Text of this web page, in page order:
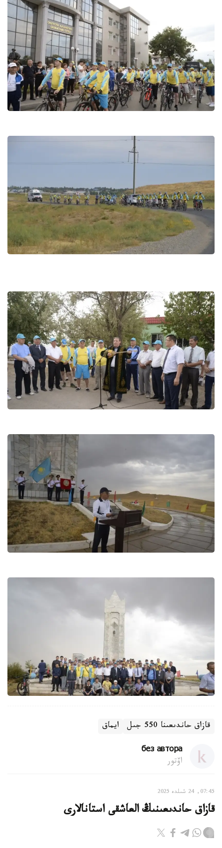
قازاق حاندىعىنا 550 جىل ايماق
без автора
اۆتور
07:45, 24 شىلدە 2025
قازاق حاندىعىنىڭ العاشقى استانالارى